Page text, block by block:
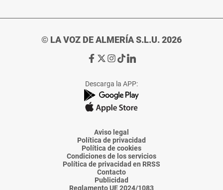
© LA VOZ DE ALMERÍA S.L.U. 2026
Ir
de
La
Voz
Almería
Ir
de
La
Voz
Almería
Ir
de
La
Voz
Almería
Ir
de
La
Voz
Almería
Ir
de
La
Voz
Descarga la APP:
Aviso legal
Política de privacidad
Política de cookies
Condiciones de los servicios
Política de privacidad en RRSS
Contacto
Publicidad
Reglamento UE 2024/1083